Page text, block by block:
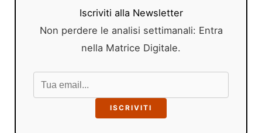
Iscriviti alla Newsletter
Non perdere le analisi settimanali: Entra
nella Matrice Digitale.
ISCRIVITI